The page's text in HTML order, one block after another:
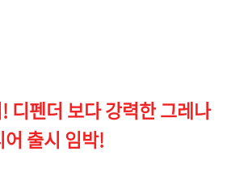
디펜더 보다 강력한 그레나
어 출시 임박!